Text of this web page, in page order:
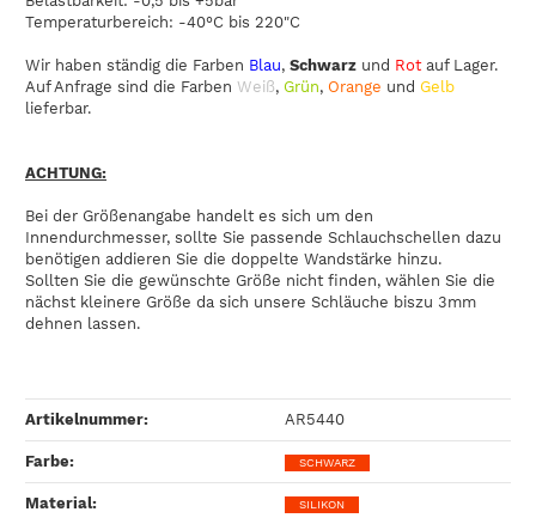
Temperaturbereich: -40°C bis 220"C
Wir haben ständig die Farben Blau, Schwarz und Rot auf Lager.
Auf Anfrage sind die Farben Weiß, Grün, Orange und Gelb
lieferbar.
ACHTUNG:
Bei der Größenangabe handelt es sich um den
Innendurchmesser, sollte Sie passende Schlauchschellen dazu
benötigen addieren Sie die doppelte Wandstärke hinzu.
Sollten Sie die gewünschte Größe nicht finden, wählen Sie die
nächst kleinere Größe da sich unsere Schläuche biszu 3mm
dehnen lassen.
Artikelnummer: AR5440
Farbe‍: SCHWARZ
Material‍: SILIKON